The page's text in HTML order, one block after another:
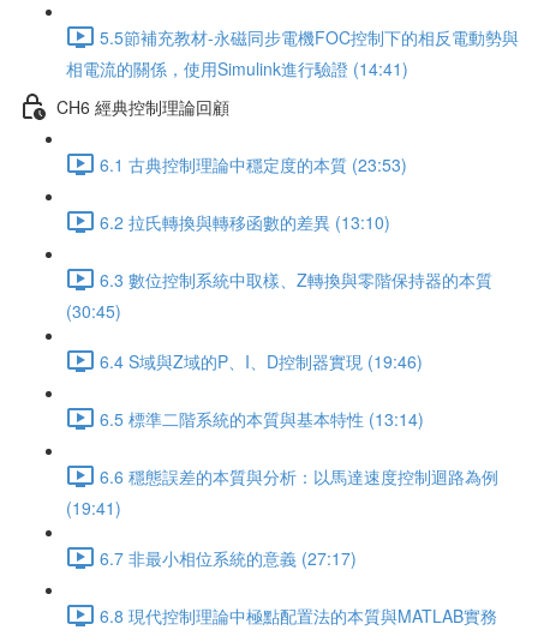
5.5節補充教材-永磁同步電機FOC控制下的相反電動勢與
相電流的關係，使用Simulink進行驗證 (14:41)
CH6 經典控制理論回顧
6.1 古典控制理論中穩定度的本質 (23:53)
6.2 拉氏轉換與轉移函數的差異 (13:10)
6.3 數位控制系統中取樣、Z轉換與零階保持器的本質
(30:45)
6.4 S域與Z域的P、I、D控制器實現 (19:46)
6.5 標準二階系統的本質與基本特性 (13:14)
6.6 穩態誤差的本質與分析：以馬達速度控制迴路為例
(19:41)
6.7 非最小相位系統的意義 (27:17)
6.8 現代控制理論中極點配置法的本質與MATLAB實務